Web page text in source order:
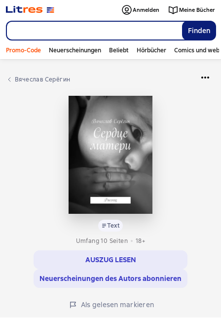
Finden
Anmelden Meine Bücher
Promo-Code Neuerscheinungen Beliebt Hörbücher Comics und
Вячеслав Серёгин
Text
Umfang 10 Seiten
18+
AUSZUG LESEN
Neuerscheinungen des Autors abonnieren
Als gelesen markieren